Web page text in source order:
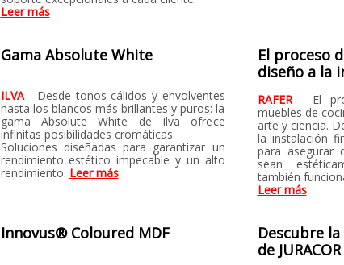
Leer más
Gama Absolute White
ILVA - Desde tonos cálidos y envolventes
hasta los blancos más brillantes y puros: la
gama Absolute White de Ilva ofrece
infinitas posibilidades cromáticas.
Soluciones diseñadas para garantizar un
rendimiento estético impecable y un alto
rendimiento. Leer más
El proceso
diseño a la
RAFER - El
muebles de
arte y ciencia.
la instalación
para asegurar
sean
también
Leer más
Innovus® Coloured MDF
Descubre
de JURACOR